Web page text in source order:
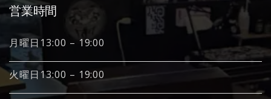
営業時間
月曜日13:00 – 19:00
火曜日13:00 – 19:00